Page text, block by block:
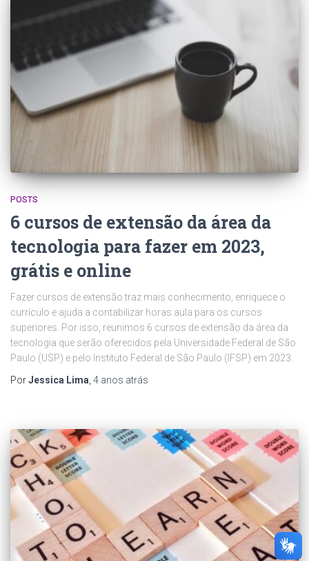
POSTS
6 cursos de extensão da área da
tecnologia para fazer em 2023,
grátis e online
Fazer cursos de extensão traz mais conhecimento, enriquece o
currículo e ajuda a contabilizar horas aula para os cursos
superiores. Por isso, reunimos 6 cursos de extensão da área da
tecnologia que serão oferecidos pela Universidade Federal de São
Paulo (USP) e pelo Instituto Federal de São Paulo (IFSP) em 2023.
PorJessica Lima 4 anos atrás